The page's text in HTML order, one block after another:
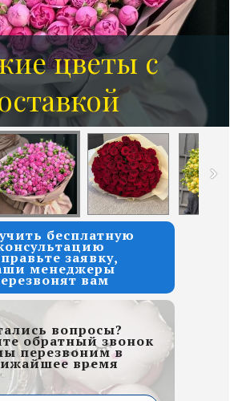
цветы с
бесплатную
заявку,
менеджеры
вам
вопросы?
обратный звонок
перезвоним в
время